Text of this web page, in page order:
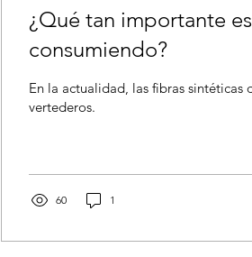
¿Qué tan importante
consumiendo?
En la actualidad, las fibras sintéticas
vertederos.
60 1